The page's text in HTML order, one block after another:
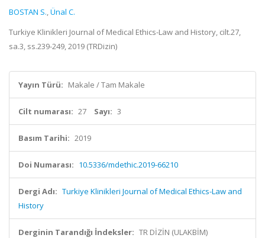
BOSTAN S.,Ünal C.
Turkiye Klinikleri Journal of Medical Ethics-Law and History, cilt.27,
sa.3, ss.239-249, 2019 (TRDizin)
Yayın Türü: Makale / Tam Makale
Cilt numarası: 27 Sayı: 3
Basım Tarihi: 2019
Doi Numarası: 10.5336/mdethic.2019-66210
Dergi Adı: Turkiye Klinikleri Journal of Medical Ethics-Law and
History
Derginin Tarandığı İndeksler: TR DİZİN (ULAKBİM)